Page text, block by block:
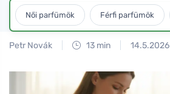
Női parfümök Férfi parfümök
Petr Novák 13 min 14.5.2026